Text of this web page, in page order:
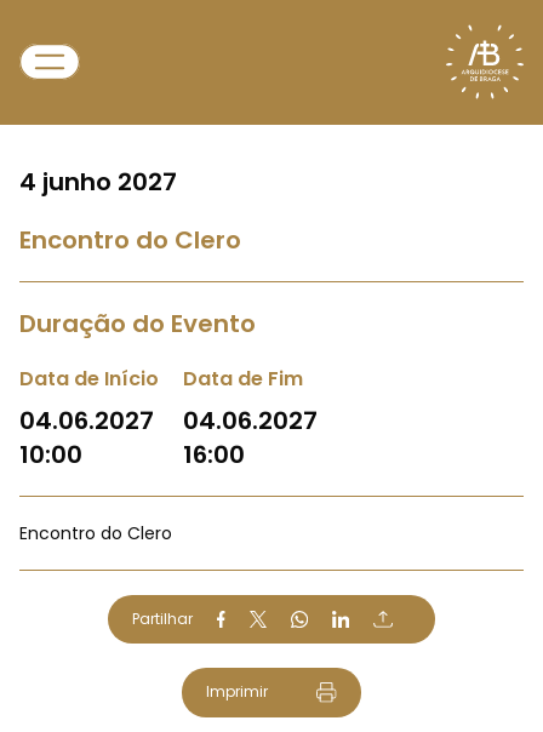
4 junho 2027
Encontro do Clero
Duração do Evento
Data de Início
04.06.2027
10:00
Data de Fim
04.06.2027
16:00
Encontro do Clero
Partilhar
Imprimir